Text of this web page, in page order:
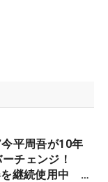
平周吾が10年
チェンジ！
を継続使用中 #